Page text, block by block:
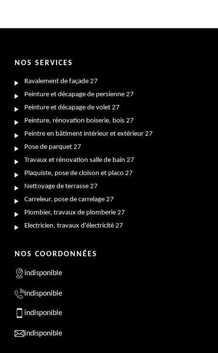
NOS SERVICES
Ravalement de façade 27
Peinture et décapage de persienne 27
Peinture et décapage de volet 27
Peinture, rénovation boiserie, bois 27
Peintre en bâtiment intérieur et extérieur 27
Pose de parquet 27
Travaux et rénovation salle de bain 27
Plaquiste, pose de cloison et placo 27
Nettoyage de terrasse 27
Carreleur, pose de carrelage 27
Plombier, travaux de plomberie 27
Electricien, travaux d'électricité 27
NOS COORDONNÉES
indisponible
indisponible
indisponible
indisponible